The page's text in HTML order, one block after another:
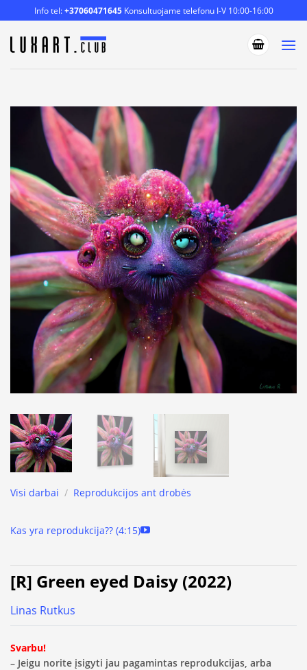
to
content
Info tel:+37060471645Konsultuojame telefonu I-V 10:00-16:00
Visi darbai / Reprodukcijos ant drobės
Kas yra reprodukcija?? (4:15)
[R] Green eyed Daisy (2022)
Linas Rutkus
Svarbu!
– Jeigu norite įsigyti jau pagamintas reprodukcijas, arba